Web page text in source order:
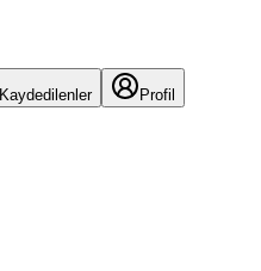
Kaydedilenler Profil